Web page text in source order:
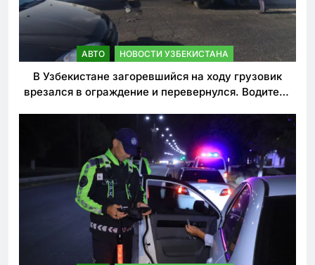
АВТО НОВОСТИ УЗБЕКИСТАНА
В Узбекистане загоревшийся на ходу грузовик
врезался в ограждение и перевернулся. Водитель